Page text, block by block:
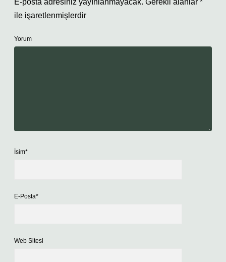
E-posta adresiniz yayınlanmayacak. Gerekli alanlar *
ile işaretlenmişlerdir
Yorum
İsim*
E-Posta*
Web Sitesi